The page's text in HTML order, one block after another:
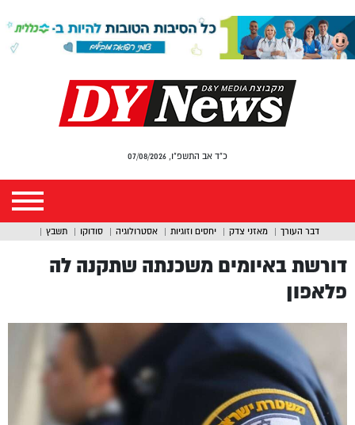
כ"ד אב התשפ"ו, 07/08/2026
דבר העורך מאזני צדק יחסים וזוגיות אסטרולוגיה סודוקו תשבץ
דורשת באיומים משכנתה שתקנה לה
פלאפון